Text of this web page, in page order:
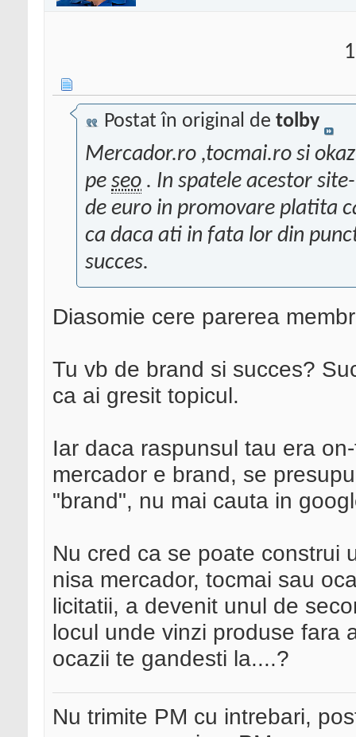
Postat în original de tolby
Mercador.ro ,tocmai.ro si
pe seo . In spatele acestor
de euro in promovare platita
ca daca ati in fata lor din
succes.
Diasomie cere parerea
Tu vb de brand si succes?
ca ai gresit topicul.
Iar daca raspunsul tau era
mercador e brand, se
"brand", nu mai cauta in
Nu cred ca se poate construi
nisa mercador, tocmai sau
licitatii, a devenit unul de
locul unde vinzi produse fara
ocazii te gandesti la....?
Nu trimite PM cu intrebari,